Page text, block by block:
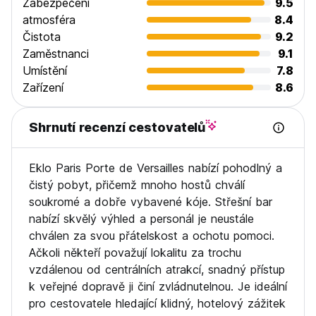
Při příjezdu je vyžadována záloha ve výši 50 EUR za den,
která bude vrácena při odhlášení. (Auto-translated from
original language)
Zabezpečení
9.5
atmosféra
8.4
Čistota
9.2
Zaměstnanci
9.1
Umístění
7.8
Zařízení
8.6
Shrnutí recenzí cestovatelů
Eklo Paris Porte de Versailles nabízí pohodlný a
čistý pobyt, přičemž mnoho hostů chválí
soukromé a dobře vybavené kóje. Střešní bar
nabízí skvělý výhled a personál je neustále
chválen za svou přátelskost a ochotu pomoci.
Ačkoli někteří považují lokalitu za trochu
vzdálenou od centrálních atrakcí, snadný přístup
k veřejné dopravě ji činí zvládnutelnou. Je ideální
pro cestovatele hledající klidný, hotelový zážitek